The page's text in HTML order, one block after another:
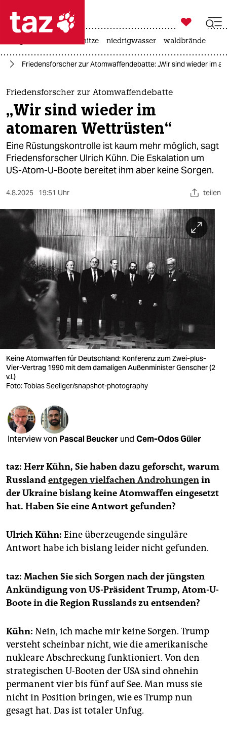
 taz zahl ich
taz zahl ich
themen
politik
öko
gesellschaft
sport
berlin
wahrheit
verlag
veranstaltungen
shop
fragen & hilfe
abo
genossenschaft

taz zahl ich
hitze niedrigwasser waldbrände
Friedensforscher zur Atomwaffendebatte: „Wir sind wieder im
Friedensforscher zur Atomwaffendebatte
„Wir sind wieder im
atomaren Wettrüsten“
Eine Rüstungskontrolle ist kaum mehr möglich, sagt
Friedensforscher Ulrich Kühn. Die Eskalation um
US-Atom-U-Boote bereitet ihm aber keine Sorgen.
4.8.2025 19:51 Uhr teilen
Keine Atomwaffen für Deutschland: Konferenz zum Zwei-plus-
Vier-Vertrag 1990 mit dem damaligen Außenminister Genscher (2
v.l.)
Foto: Tobias Seeliger/snapshot-photography
Interview von Pascal Beucker und Cem-Odos Güler
taz: Herr Kühn, Sie haben dazu geforscht, warum
Russlandentgegen vielfachen Androhungenin
der Ukraine bislang keine Atomwaffen eingesetzt
hat. Haben Sie eine Antwort gefunden?
Ulrich Kühn: Eine überzeugende singuläre
Antwort habe ich bislang leider nicht gefunden.
taz: Machen Sie sich Sorgen nach der jüngsten
Ankündigung von US-Präsident Trump, Atom-U-
Boote in die Region Russlands zu entsenden?
Kühn: Nein, ich mache mir keine Sorgen. Trump
versteht scheinbar nicht, wie die amerikanische
nukleare Abschreckung funktioniert. Von den
strategischen U-Booten der USA sind ohnehin
permanent vier bis fünf auf See. Man muss sie
nicht in Position bringen, wie es Trump nun
gesagt hat. Das ist totaler Unfug.